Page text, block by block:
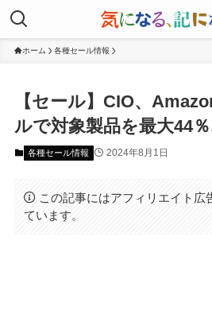
ホーム 各種セール情報
【セール】CIO、
ルで対象製品を最大44
各種セール情報 2024年8月1日
この記事にはアフィリエイト広
ています。